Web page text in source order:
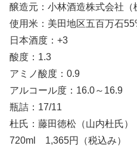
醸造元：小林酒造株式会社（
使用米：美田地区五百万石
日本酒度：+3
酸度：1.3
アミノ酸度：0.9
アルコール度：16.0～16.9
瓶詰：17/11
杜氏：藤田徳松（山内杜氏）
720ml 1,365円（税込み）